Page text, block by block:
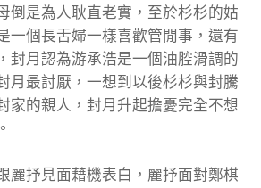
倒是為人耿直老實，至於杉杉的姑
一個長舌婦一樣喜歡管閒事，還有
封月認為游承浩是一個油腔滑調的
月最討厭，一想到以後杉杉與封騰
家的親人，封月升起擔憂完全不想
抒見面藉機表白，麗抒面對鄭棋